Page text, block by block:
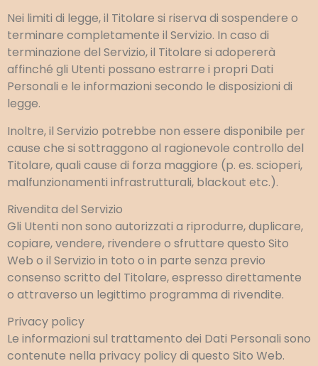
Nei limiti di legge, il Titolare si riserva di sospendere o
terminare completamente il Servizio. In caso di
terminazione del Servizio, il Titolare si adopererà
affinché gli Utenti possano estrarre i propri Dati
Personali e le informazioni secondo le disposizioni di
legge.
Inoltre, il Servizio potrebbe non essere disponibile per
cause che si sottraggono al ragionevole controllo del
Titolare, quali cause di forza maggiore (p. es. scioperi,
malfunzionamenti infrastrutturali, blackout etc.).
Rivendita del Servizio
Gli Utenti non sono autorizzati a riprodurre, duplicare,
copiare, vendere, rivendere o sfruttare questo Sito
Web o il Servizio in toto o in parte senza previo
consenso scritto del Titolare, espresso direttamente
o attraverso un legittimo programma di rivendite.
Privacy policy
Le informazioni sul trattamento dei Dati Personali sono
contenute nella privacy policy di questo Sito Web.